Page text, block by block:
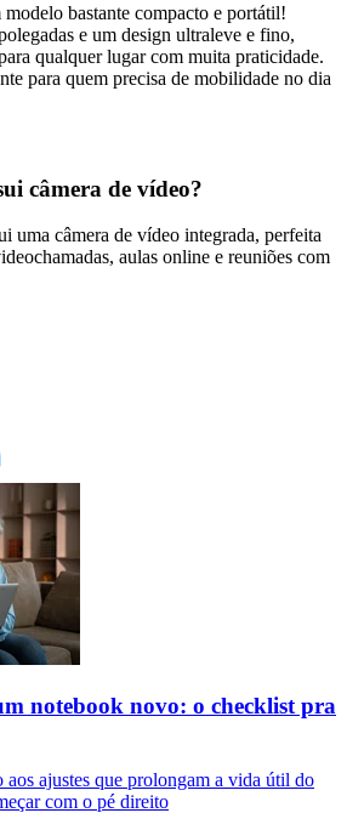
bastante compacto e portátil!
e um design ultraleve e fino,
qualquer lugar com muita praticidade.
para quem precisa de mobilidade no dia
câmera de vídeo?
uma câmera de vídeo integrada, perfeita
aulas online e reuniões com
notebook novo: o checklist pra
ajustes que prolongam a vida útil do
com o pé direito